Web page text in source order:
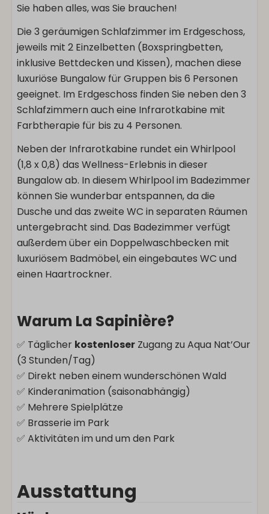
Sie haben alles, was Sie brauchen!
Die 3 geräumigen Schlafzimmer im Erdgeschoss,
jeweils mit 2 Einzelbetten (Boxspringbetten,
inklusive Bettdecken und Kissen), machen diese
luxuriöse Bungalow für Gruppen bis 6 Personen
geeignet. Im Erdgeschoss finden Sie neben den 3
Schlafzimmern auch eine Infrarotkabine mit
Farbtherapie für bis zu 4 Personen.
Neben der Infrarotkabine rundet ein Whirlpool
(1,8 x 0,8) das Wellness-Erlebnis in dieser
Bungalow ab. In diesem Whirlpool im Badezimmer
können Sie wunderbar entspannen, da die
Dusche und das zweite WC in separaten Räumen
untergebracht sind. Das Badezimmer verfügt
außerdem über ein Doppelwaschbecken mit
luxuriösem Badmöbel, ein eingebautes WC und
einen Haartrockner.
Warum La Sapinière?
✅ Täglicher kostenloser Zugang zu Aqua Nat’Our
(3 Stunden/Tag)
✅ Direkt neben einem wunderschönen Wald
✅ Kinderanimation (saisonabhängig)
✅ Mehrere Spielplätze
✅ Brasserie im Park
✅ Aktivitäten im und um den Park
Ausstattung